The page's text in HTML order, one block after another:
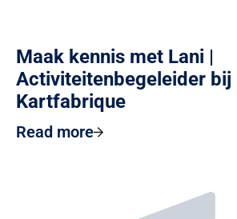
Maak kennis met Lani |
Activiteitenbegeleider bij
Kartfabrique
Read more